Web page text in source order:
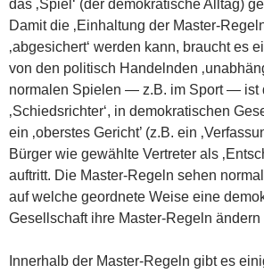
das ‚Spiel‘ (der demokratische Alltag)
Damit die ‚Einhaltung der Master-
‚abgesichert‘ werden kann, braucht es
von den politisch Handelnden
normalen Spielen — z.B. im Sport — ist
‚Schiedsrichter‘, in demokratischen
ein ‚oberstes Gericht’ (z.B. ein
Bürger wie gewählte Vertreter als
auftritt. Die Master-Regeln sehen
auf welche geordnete Weise eine
Gesellschaft ihre Master-Regeln ändern
Innerhalb der Master-Regeln gibt es